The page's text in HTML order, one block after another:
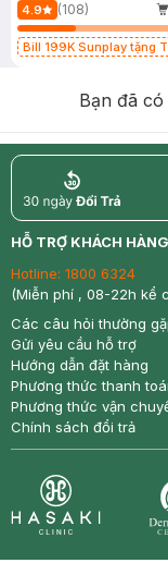
4.9 (108)
Bill 199K Sunplay tặng
Bạn đã
return
HỖ TRỢ KHÁCH HÀNG
Hotline: 1800 6324
(Miễn phí , 08-22h kể
Các câu hỏi thường
Gửi yêu cầu hỗ trợ
Hướng dẫn đặt hàng
Phương thức thanh
Phương thức vận
Chính sách đổi trả